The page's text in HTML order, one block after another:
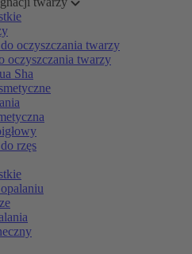
oczyszczania twarzy
oczyszczania twarzy
Sha
rzęs